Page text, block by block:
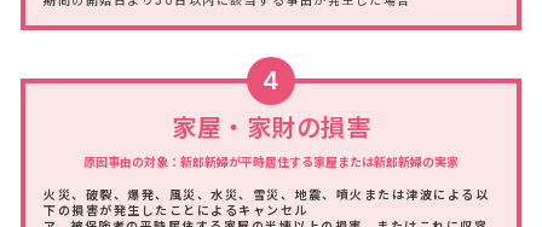
4
家屋・家財の損害
原因事由の対象：新郎新婦が平時居住する家屋または新郎新婦の実家
火災、破裂、爆発、風災、水災、雪災、地震、噴火または津波による以
下の損害が発生したことによるキャンセル